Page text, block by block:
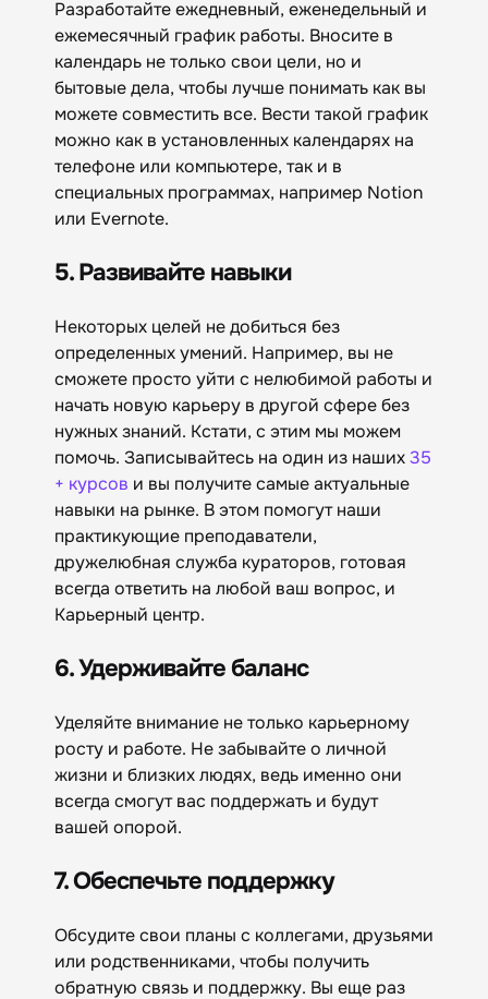
Разработайте ежедневный, еженедельный и
ежемесячный график работы. Вносите в
календарь не только свои цели, но и
бытовые дела, чтобы лучше понимать как вы
можете совместить все. Вести такой график
можно как в установленных календарях на
телефоне или компьютере, так и в
специальных программах, например Notion
или Evernote.
5. Развивайте навыки
Некоторых целей не добиться без
определенных умений. Например, вы не
сможете просто уйти с нелюбимой работы и
начать новую карьеру в другой сфере без
нужных знаний. Кстати, с этим мы можем
помочь. Записывайтесь на один из наших35
+ курсов и вы получите самые актуальные
навыки на рынке. В этом помогут наши
практикующие преподаватели,
дружелюбная служба кураторов, готовая
всегда ответить на любой ваш вопрос, и
Карьерный центр.
6. Удерживайте баланс
Уделяйте внимание не только карьерному
росту и работе. Не забывайте о личной
жизни и близких людях, ведь именно они
всегда смогут вас поддержать и будут
вашей опорой.
7. Обеспечьте поддержку
Обсудите свои планы с коллегами, друзьями
или родственниками, чтобы получить
обратную связь и поддержку. Вы еще раз